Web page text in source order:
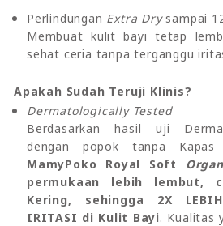
Perlindungan Extra Drysampai
Membuat kulit bayi tetap
sehat ceria tanpa terganggu
Apakah Sudah Teruji Klinis?
Dermatologically Tested
Berdasarkan hasil uji
dengan popok tanpa Kapas
MamyPoko Royal Soft
permukaan lebih lembut,
Kering, sehingga 2X LEBIH
IRITASI di Kulit Bayi. Kualitas